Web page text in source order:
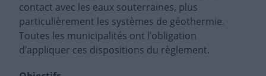
contact avec les eaux souterraines, plus
particulièrement les systèmes de géothermie.
Toutes les municipalités ont l’obligation
d’appliquer ces dispositions du règlement.